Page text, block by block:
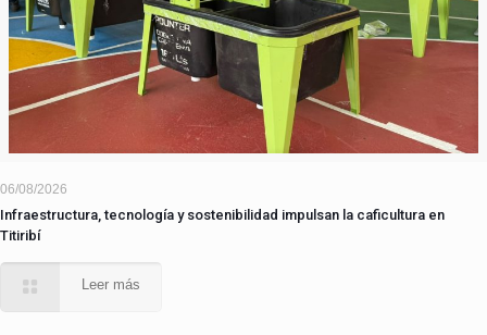
06/08/2026
Infraestructura, tecnología y sostenibilidad impulsan la caficultura en
Titiribí
Leer más